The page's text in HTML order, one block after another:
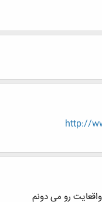
http://
رو می دونم